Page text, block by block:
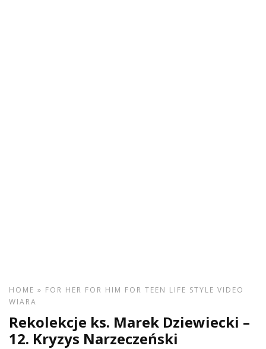
HOME » FOR HER FOR HIM FOR TEEN LIFE STYLE VIDEO
WIARA
Rekolekcje ks. Marek Dziewiecki –
12. Kryzys Narzeczeński